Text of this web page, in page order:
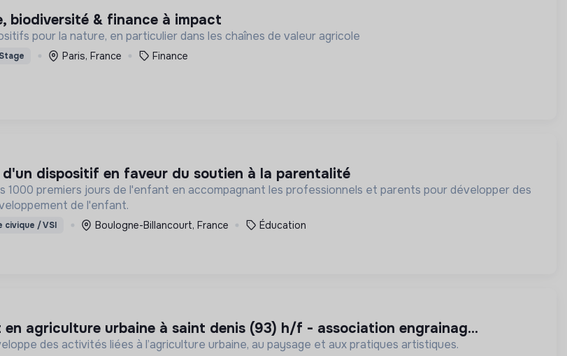
biodiversité & finance à impact
pour la nature, en particulier dans les chaînes de valeur agricole
Stage Paris, France Finance
d'un dispositif en faveur du soutien à la parentalité
1000 premiers jours de l'enfant en accompagnant les professionnels et parents pour développer des
de l'enfant.
civique / VSI Boulogne-Billancourt, France Éducation
en agriculture urbaine à saint denis (93) h/f - association engrainag...
des activités liées à l’agriculture urbaine, au paysage et aux pratiques artistiques.